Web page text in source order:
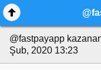
@fastpayapp
Şub, 2020 13:23